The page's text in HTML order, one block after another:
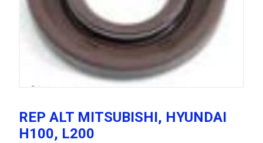
REP ALT MITSUBISHI, HYUNDAI
H100, L200